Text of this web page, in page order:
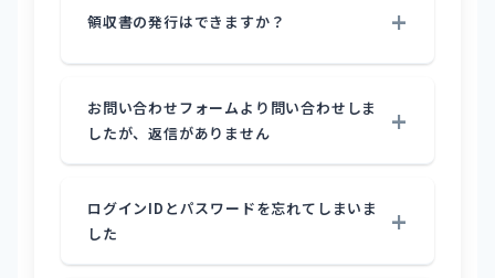
領収書の発行はできますか？
お問い合わせフォームより問い合わせしま
したが、返信がありません
ログインIDとパスワードを忘れてしまいま
した